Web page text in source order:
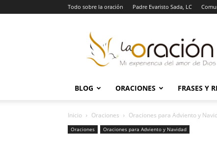
Todo sobre la oración Padre Evaristo Sada, LC
Oración
BLOG ORACIONES FRASES Y
Inicio Oraciones Oraciones para Adviento y
Oraciones Oraciones para Adviento y Navidad